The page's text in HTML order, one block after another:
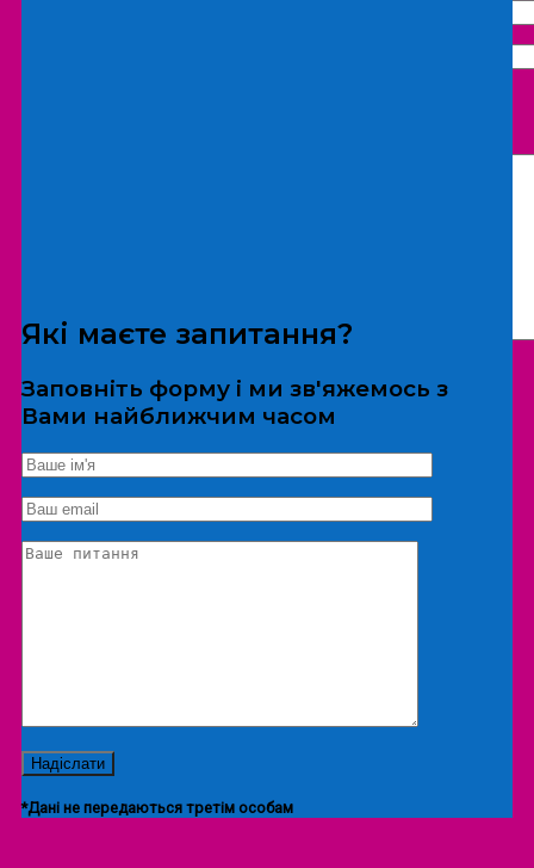
*Дані не передаються третім особам
Екскурсія/локація
Які маєте запитання?
Заповніть форму і ми зв'яжемось з
Вами найближчим часом
*Дані не передаються третім особам